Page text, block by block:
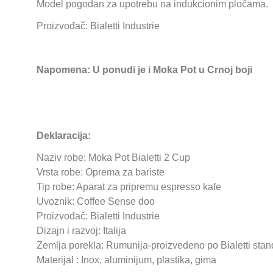
Model pogodan za upotrebu na indukcionim pločama.
Proizvođač: Bialetti Industrie
Napomena: U ponudi je i Moka Pot u Crnoj boji
Deklaracija:
Naziv robe: Moka Pot Bialetti 2 Cup
Vrsta robe: Oprema za bariste
Tip robe: Aparat za pripremu espresso kafe
Uvoznik: Coffee Sense doo
Proizvođač: Bialetti Industrie
Dizajn i razvoj: Italija
Zemlja porekla: Rumunija-proizvedeno po Bialetti
Materijal : Inox, aluminijum, plastika, gima